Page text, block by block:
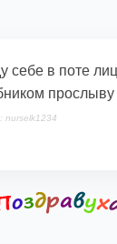
себе в поте
прослыву